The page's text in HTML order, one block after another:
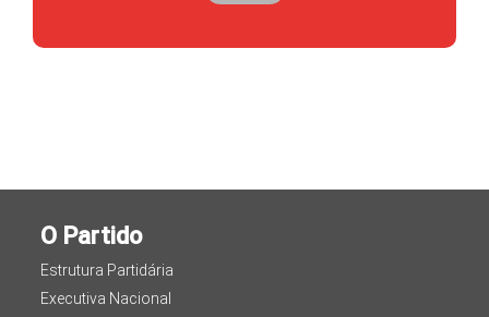
O Partido
Estrutura Partidária
Executiva Nacional